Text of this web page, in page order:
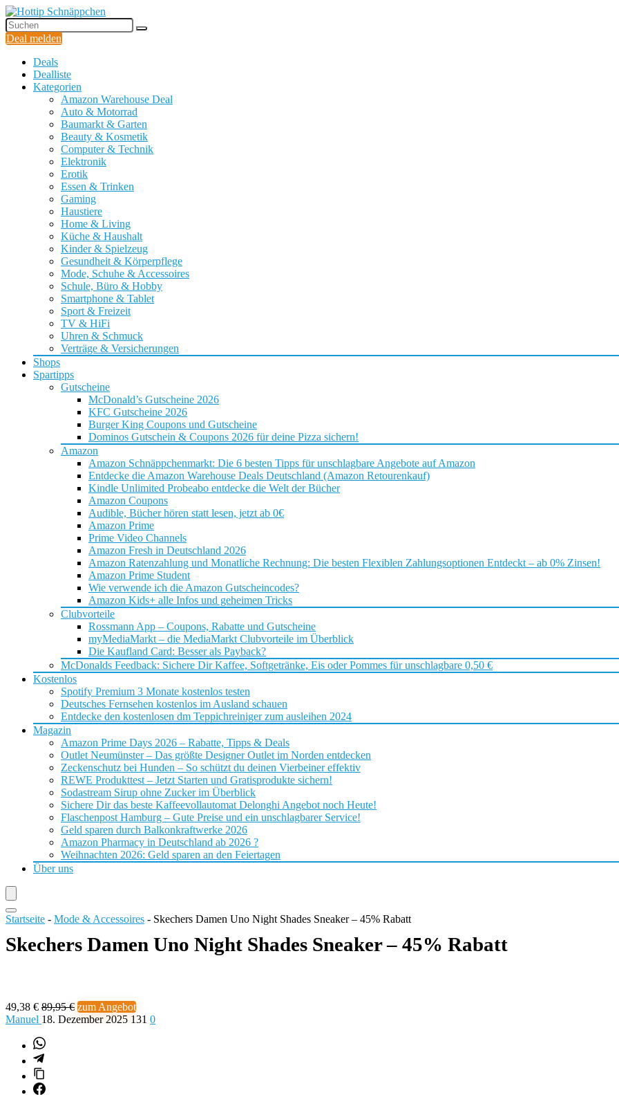
Deal melden
Deals
Dealliste
Kategorien
Amazon Warehouse Deal
Auto & Motorrad
Baumarkt & Garten
Beauty & Kosmetik
Computer & Technik
Elektronik
Erotik
Essen & Trinken
Gaming
Haustiere
Home & Living
Küche & Haushalt
Kinder & Spielzeug
Gesundheit & Körperpflege
Mode, Schuhe & Accessoires
Schule, Büro & Hobby
Smartphone & Tablet
Sport & Freizeit
TV & HiFi
Uhren & Schmuck
Verträge & Versicherungen
Shops
Spartipps
Gutscheine
McDonald’s Gutscheine 2026
KFC Gutscheine 2026
Burger King Coupons und Gutscheine
Dominos Gutschein & Coupons 2026 für deine Pizza sichern!
Amazon
Amazon Schnäppchenmarkt: Die 6 besten Tipps für unschlagbare Angebote auf Amazon
Entdecke die Amazon Warehouse Deals Deutschland (Amazon Retourenkauf)
Kindle Unlimited Probeabo entdecke die Welt der Bücher
Amazon Coupons
Audible, Bücher hören statt lesen, jetzt ab 0€
Amazon Prime
Prime Video Channels
Amazon Fresh in Deutschland 2026
Amazon Ratenzahlung und Monatliche Rechnung: Die besten Flexiblen Zahlungsoptionen Entdeckt – ab 0% Zinsen!
Amazon Prime Student
Wie verwende ich die Amazon Gutscheincodes?
Amazon Kids+ alle Infos und geheimen Tricks
Clubvorteile
Rossmann App – Coupons, Rabatte und Gutscheine
myMediaMarkt – die MediaMarkt Clubvorteile im Überblick
Die Kaufland Card: Besser als Payback?
McDonalds Feedback: Sichere Dir Kaffee, Softgetränke, Eis oder Pommes für unschlagbare 0,50 €
Kostenlos
Spotify Premium 3 Monate kostenlos testen
Deutsches Fernsehen kostenlos im Ausland schauen
Entdecke den kostenlosen dm Teppichreiniger zum ausleihen 2024
Magazin
Amazon Prime Days 2026 – Rabatte, Tipps & Deals
Outlet Neumünster – Das größte Designer Outlet im Norden entdecken
Zeckenschutz bei Hunden – So schützt du deinen Vierbeiner effektiv
REWE Produkttest – Jetzt Starten und Gratisprodukte sichern!
Sodastream Sirup ohne Zucker im Überblick
Sichere Dir das beste Kaffeevollautomat Delonghi Angebot noch Heute!
Flaschenpost Hamburg – Gute Preise und ein unschlagbarer Service!
Geld sparen durch Balkonkraftwerke 2026
Amazon Pharmacy in Deutschland ab 2026 ?
Weihnachten 2026: Geld sparen an den Feiertagen
Über uns
Startseite - Mode & Accessoires - Skechers Damen Uno Night Shades Sneaker – 45% Rabatt
Skechers Damen Uno Night Shades Sneaker – 45% Rabatt
49,38 € 89,95 € zum Angebot
Manuel 18. Dezember 2025 131 0